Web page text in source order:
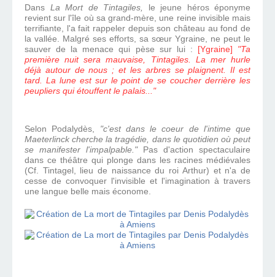
Dans La Mort de Tintagiles, le jeune héros éponyme
revient sur l'île où sa grand-mère, une reine invisible mais
terrifiante, l'a fait rappeler depuis son château au fond de
la vallée. Malgré ses efforts, sa sœur Ygraine, ne peut le
sauver de la menace qui pèse sur lui : [Ygraine] "Ta
première nuit sera mauvaise, Tintagiles. La mer hurle
déjà autour de nous ; et les arbres se plaignent. Il est
tard. La lune est sur le point de se coucher derrière les
peupliers qui étouffent le palais..."
Selon Podalydès, "c'est dans le coeur de l'intime que
Maeterlinck cherche la tragédie, dans le quotidien où peut
se manifester l'impalpable."Pas d'action spectaculaire
dans ce théâtre qui plonge dans les racines médiévales
(Cf. Tintagel, lieu de naissance du roi Arthur) et n'a de
cesse de convoquer l'invisible et l'imagination à travers
une langue belle mais économe.